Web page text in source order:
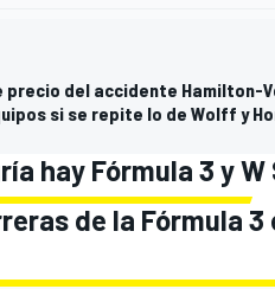
precio del accidente Hamilton-
si se repite lo de Wolff y
hay Fórmula 3 y W
de la Fórmula